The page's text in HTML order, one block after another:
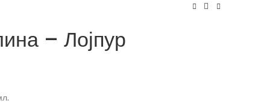
– Лојпур